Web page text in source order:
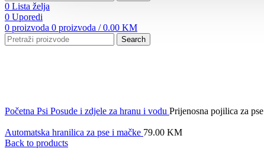
0 Lista želja
0 Uporedi
0 proizvoda 0 proizvoda / 0.00 KM
Search
Početna Psi Posude i zdjele za hranu i vodu Prijenosna pojilica za pse
Automatska hranilica za pse i mačke 79.00 KM
Back to products